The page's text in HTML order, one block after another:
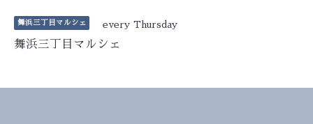
舞浜三丁目マルシェ every Thursday
舞浜三丁目マルシェ